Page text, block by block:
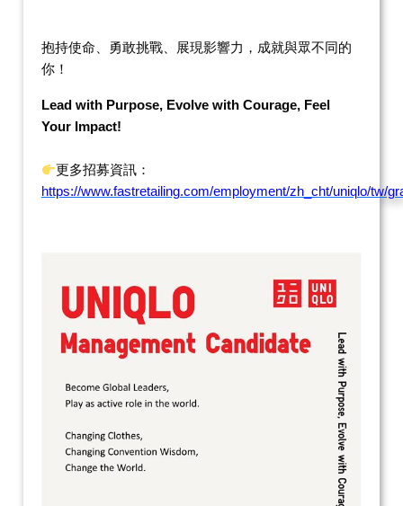
抱持使命、勇敢挑戰、展現影響力，成就與眾不同的
你！
Lead with Purpose, Evolve with Courage, Feel
Your Impact!
更多招募資訊：
https://www.fastretailing.com/employment/zh_cht/uniqlo/tw/